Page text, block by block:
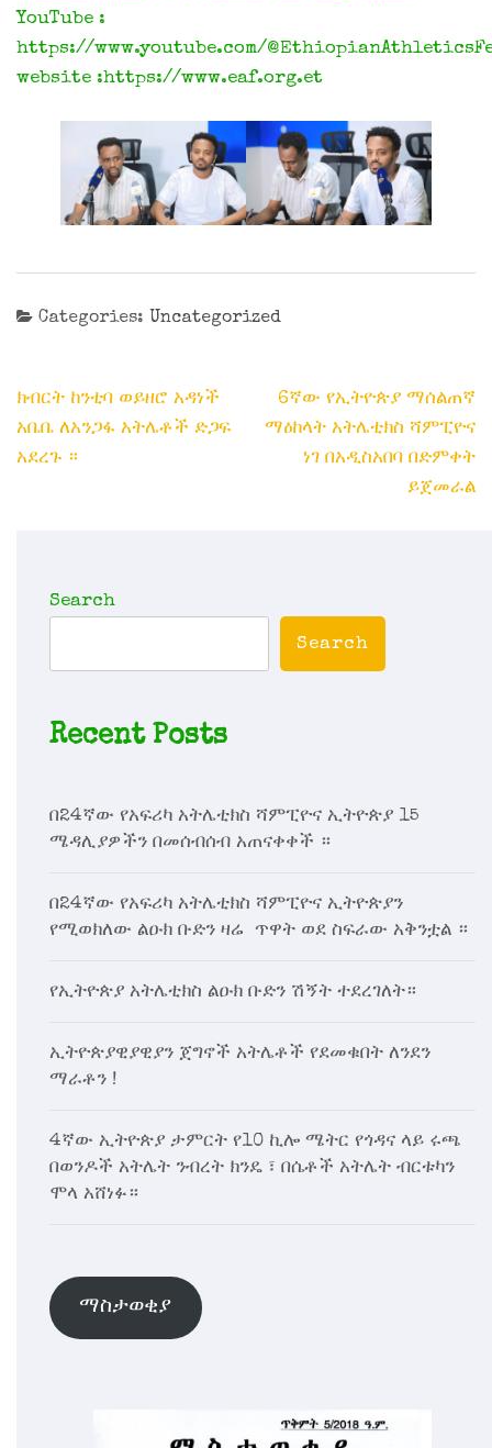
YouTube :
https://www.youtube.com/
website :https://www.eaf.org.et
Categories: Uncategorized
Post
navigation
ክብርት ከንቲባ ወይዘሮ አዳነች
አቤቤ ለአንጋፋ አትሌቶች ድጋፍ
አደረጉ ።
6ኛው የኢትዮጵያ ማሰልጠኛ
ማዕከላት አትሌቲክስ ሻምፒዮና
ነገ በአዲስአበባ በድምቀት
ይጀመራል
Search
Search
Recent Posts
በ24ኛው የአፍሪካ አትሌቲክስ ሻምፒዮና ኢትዮጵያ 15
ሜዳሊያዎችን በመሰብሰብ አጠናቀቀች ።
በ24ኛው የአፍሪካ አትሌቲክስ ሻምፒዮና ኢትዮጵያን
የሚወክለው ልዑክ ቡድን ዛሬ ጥዋት ወደ ስፍራው አቅንቷል ።
የኢትዮጵያ አትሌቲክስ ልዑክ ቡድን ሽኝት ተደረገለት።
ኢትዮጵያዊያዊያን ጀግኖች አትሌቶች የደመቁበት ለንደን
ማራቶን !
4ኛው ኢትዮጵያ ታምርት የ10 ኪሎ ሜትር የጎዳና ላይ ሩጫ
በወንዶች አትሌት ንብረት ክንዴ ፣ በሴቶች አትሌት ብርቱካን
ሞላ አሸነፉ።
ማስታወቂያ